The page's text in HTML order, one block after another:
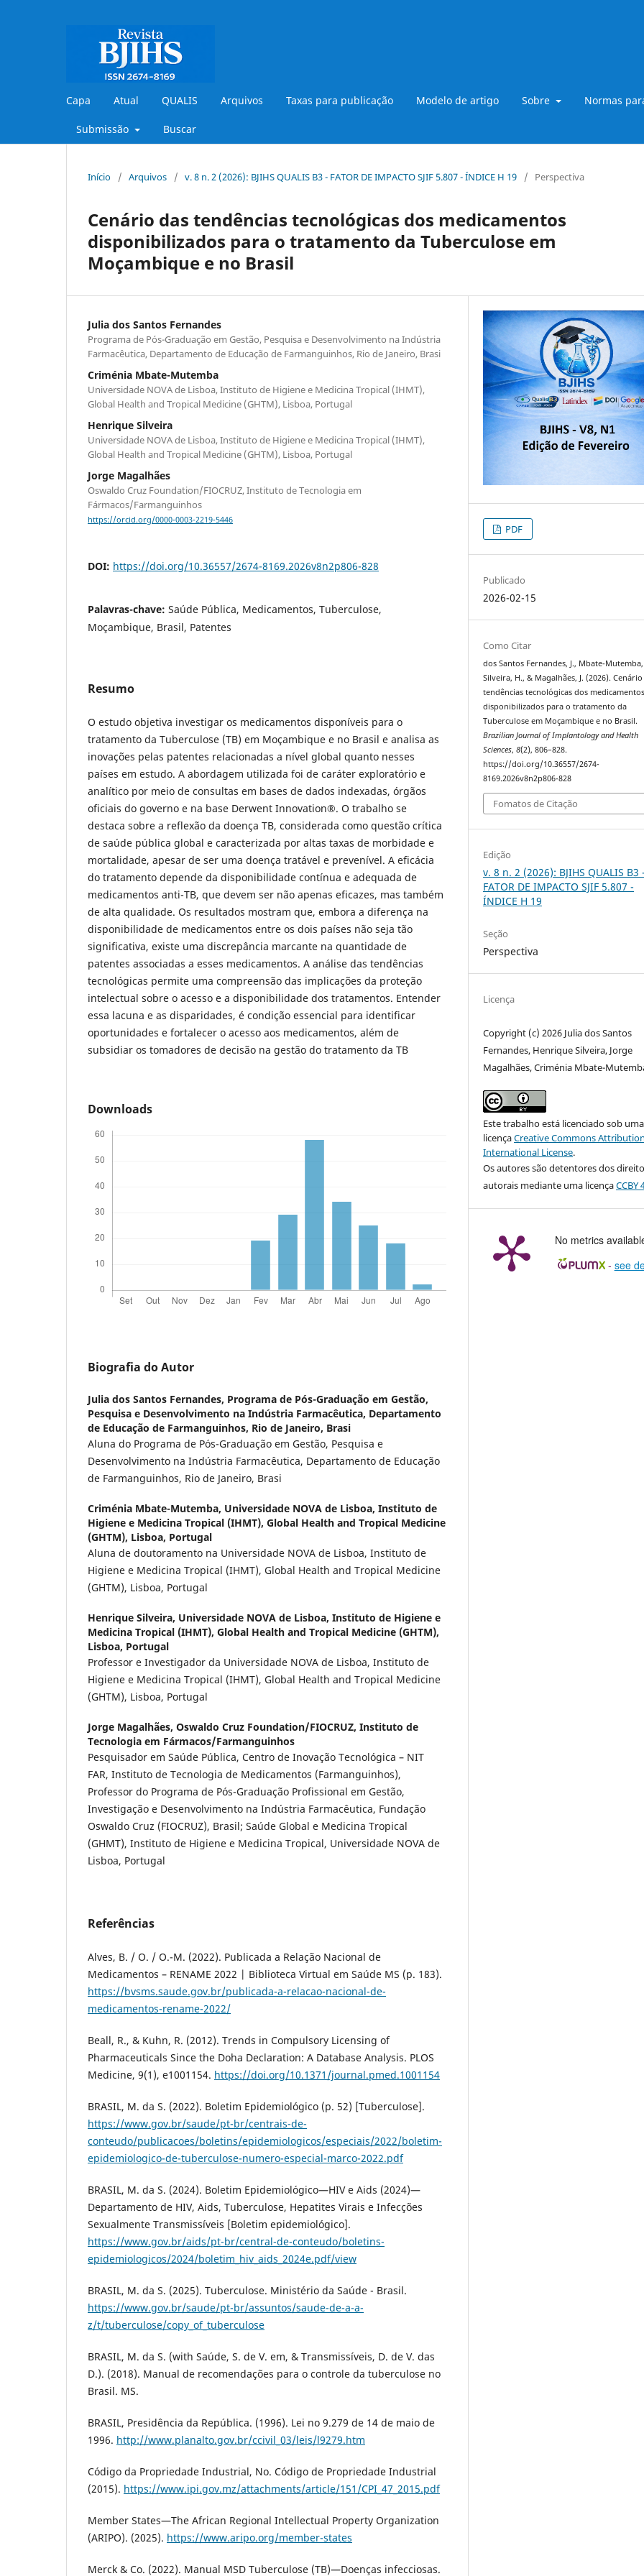
Capa Atual QUALIS Arquivos Taxas para publicação Modelo de artigo Sobre Normas
Submissão Buscar
Início / Arquivos / v. 8 n. 2 (2026): BJIHS QUALIS B3 - FATOR DE IMPACTO SJIF 5.807 - ÍNDICE H 19 / Perspectiva
Cenário das tendências tecnológicas dos medicamentos
disponibilizados para o tratamento da Tuberculose em
Moçambique e no Brasil
Julia dos Santos Fernandes
Programa de Pós-Graduação em Gestão, Pesquisa e Desenvolvimento na Indústria
Farmacêutica, Departamento de Educação de Farmanguinhos, Rio de Janeiro, Brasi
Criménia Mbate-Mutemba
Universidade NOVA de Lisboa, Instituto de Higiene e Medicina Tropical (IHMT),
Global Health and Tropical Medicine (GHTM), Lisboa, Portugal
Henrique Silveira
Universidade NOVA de Lisboa, Instituto de Higiene e Medicina Tropical (IHMT),
Global Health and Tropical Medicine (GHTM), Lisboa, Portugal
Jorge Magalhães
Oswaldo Cruz Foundation/FIOCRUZ, Instituto de Tecnologia em
Fármacos/Farmanguinhos
https://orcid.org/0000-0003-2219-5446
DOI: https://doi.org/10.36557/2674-8169.2026v8n2p806-828
Palavras-chave: Saúde Pública, Medicamentos, Tuberculose,
Moçambique, Brasil, Patentes
Resumo
O estudo objetiva investigar os medicamentos disponíveis para o
tratamento da Tuberculose (TB) em Moçambique e no Brasil e analisa as
inovações pelas patentes relacionadas a nível global quanto nesses
países em estudo. A abordagem utilizada foi de caráter exploratório e
analítico por meio de consultas em bases de dados indexadas, órgãos
oficiais do governo e na base Derwent Innovation®. O trabalho se
destaca sobre a reflexão da doença TB, considerada como questão crítica
de saúde pública global e caracterizada por altas taxas de morbidade e
mortalidade, apesar de ser uma doença tratável e prevenível. A eficácia
do tratamento depende da disponibilidade contínua e adequada de
medicamentos anti-TB, que devem ser não apenas eficazes, mas também
de alta qualidade. Os resultados mostram que, embora a diferença na
disponibilidade de medicamentos entre os dois países não seja tão
significativa, existe uma discrepância marcante na quantidade de
patentes associadas a esses medicamentos. A análise das tendências
tecnológicas permite uma compreensão das implicações da proteção
intelectual sobre o acesso e a disponibilidade dos tratamentos. Entender
essa lacuna e as disparidades, é condição essencial para identificar
oportunidades e fortalecer o acesso aos medicamentos, além de
subsidiar os tomadores de decisão na gestão do tratamento da TB
Downloads
Biografia do Autor
Julia dos Santos Fernandes, Programa de Pós-Graduação em Gestão,
Pesquisa e Desenvolvimento na Indústria Farmacêutica, Departamento
de Educação de Farmanguinhos, Rio de Janeiro, Brasi
Aluna do Programa de Pós-Graduação em Gestão, Pesquisa e
Desenvolvimento na Indústria Farmacêutica, Departamento de Educação
de Farmanguinhos, Rio de Janeiro, Brasi
Criménia Mbate-Mutemba, Universidade NOVA de Lisboa, Instituto de
Higiene e Medicina Tropical (IHMT), Global Health and Tropical Medicine
(GHTM), Lisboa, Portugal
Aluna de doutoramento na Universidade NOVA de Lisboa, Instituto de
Higiene e Medicina Tropical (IHMT), Global Health and Tropical Medicine
(GHTM), Lisboa, Portugal
Henrique Silveira, Universidade NOVA de Lisboa, Instituto de Higiene e
Medicina Tropical (IHMT), Global Health and Tropical Medicine (GHTM),
Lisboa, Portugal
Professor e Investigador da Universidade NOVA de Lisboa, Instituto de
Higiene e Medicina Tropical (IHMT), Global Health and Tropical Medicine
(GHTM), Lisboa, Portugal
Jorge Magalhães, Oswaldo Cruz Foundation/FIOCRUZ, Instituto de
Tecnologia em Fármacos/Farmanguinhos
Pesquisador em Saúde Pública, Centro de Inovação Tecnológica – NIT
FAR, Instituto de Tecnologia de Medicamentos (Farmanguinhos),
Professor do Programa de Pós-Graduação Profissional em Gestão,
Investigação e Desenvolvimento na Indústria Farmacêutica, Fundação
Oswaldo Cruz (FIOCRUZ), Brasil; Saúde Global e Medicina Tropical
(GHMT), Instituto de Higiene e Medicina Tropical, Universidade NOVA de
Lisboa, Portugal
Referências
Alves, B. / O. / O.-M. (2022). Publicada a Relação Nacional de
Medicamentos – RENAME 2022 | Biblioteca Virtual em Saúde MS (p. 183).
https://bvsms.saude.gov.br/publicada-a-relacao-nacional-de-
medicamentos-rename-2022/
Beall, R., & Kuhn, R. (2012). Trends in Compulsory Licensing of
Pharmaceuticals Since the Doha Declaration: A Database Analysis. PLOS
Medicine, 9(1), e1001154. https://doi.org/10.1371/journal.pmed.1001154
BRASIL, M. da S. (2022). Boletim Epidemiológico (p. 52) [Tuberculose].
https://www.gov.br/saude/pt-br/centrais-de-
conteudo/publicacoes/boletins/epidemiologicos/especiais/2022/boletim-
epidemiologico-de-tuberculose-numero-especial-marco-2022.pdf
BRASIL, M. da S. (2024). Boletim Epidemiológico—HIV e Aids (2024)—
Departamento de HIV, Aids, Tuberculose, Hepatites Virais e Infecções
Sexualmente Transmissíveis [Boletim epidemiológico].
https://www.gov.br/aids/pt-br/central-de-conteudo/boletins-
epidemiologicos/2024/boletim_hiv_aids_2024e.pdf/view
BRASIL, M. da S. (2025). Tuberculose. Ministério da Saúde - Brasil.
https://www.gov.br/saude/pt-br/assuntos/saude-de-a-a-
z/t/tuberculose/copy_of_tuberculose
BRASIL, M. da S. (with Saúde, S. de V. em, & Transmissíveis, D. de V. das
D.). (2018). Manual de recomendações para o controle da tuberculose no
Brasil. MS.
BRASIL, Presidência da República. (1996). Lei no 9.279 de 14 de maio de
1996. http://www.planalto.gov.br/ccivil_03/leis/l9279.htm
Código da Propriedade Industrial, No. Código de Propriedade Industrial
(2015). https://www.ipi.gov.mz/attachments/article/151/CPI_47_2015.pdf
Member States—The African Regional Intellectual Property Organization
(ARIPO). (2025). https://www.aripo.org/member-states
Merck & Co. (2022). Manual MSD Tuberculose (TB)—Doenças infecciosas.
PDF
Publicado
2026-02-15
Como Citar
dos Santos Fernandes, J., Mbate-Mutemba,
Silveira, H., & Magalhães, J. (2026).
tendências tecnológicas dos medicamentos
disponibilizados para o tratamento da
Tuberculose em Moçambique e no Brasil.
Brazilian Journal of Implantology and Health
Sciences,8(2), 806–828.
https://doi.org/10.36557/2674-
8169.2026v8n2p806-828
Fomatos de Citação
Edição
v. 8 n. 2 (2026): BJIHS QUALIS B3 -
FATOR DE IMPACTO SJIF 5.807 -
ÍNDICE H 19
Seção
Perspectiva
Licença
Copyright (c) 2026 Julia dos Santos
Fernandes, Henrique Silveira, Jorge
Magalhães, Criménia Mbate-
Este trabalho está licenciado sob uma
licençaCreative Commons
International License.
Os autores são detentores dos
autorais mediante uma licençaCCBY
No metrics
- see